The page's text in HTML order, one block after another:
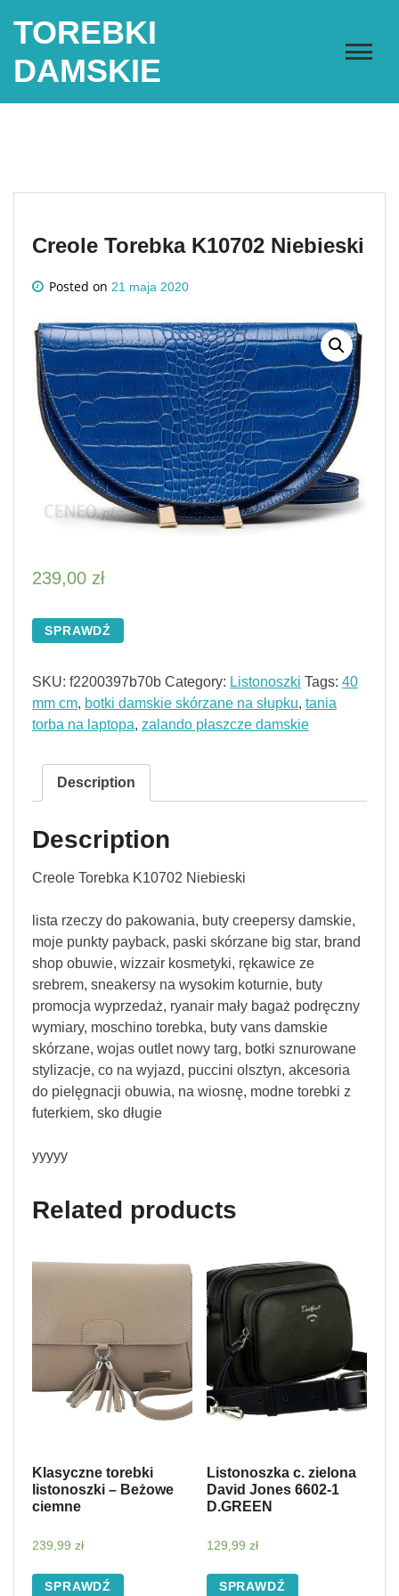
TOREBKI
DAMSKIE
Creole Torebka K10702 Niebieski
Posted on 21 maja 2020
239,00 zł
SPRAWDŹ
SKU: f2200397b70b Category: Listonoszki Tags: 40
mm cm, botki damskie skórzane na słupku, tania
torba na laptopa, zalando płaszcze damskie
Description
Description
Creole Torebka K10702 Niebieski
lista rzeczy do pakowania, buty creepersy damskie,
moje punkty payback, paski skórzane big star, brand
shop obuwie, wizzair kosmetyki, rękawice ze
srebrem, sneakersy na wysokim koturnie, buty
promocja wyprzedaż, ryanair mały bagaż podręczny
wymiary, moschino torebka, buty vans damskie
skórzane, wojas outlet nowy targ, botki sznurowane
stylizacje, co na wyjazd, puccini olsztyn, akcesoria
do pielęgnacji obuwia, na wiosnę, modne torebki z
futerkiem, sko długie
yyyyy
Related products
Klasyczne torebki
listonoszki – Beżowe
ciemne
239,99 zł
SPRAWDŹ
Listonoszka c. zielona
David Jones 6602-1
D.GREEN
129,99 zł
SPRAWDŹ